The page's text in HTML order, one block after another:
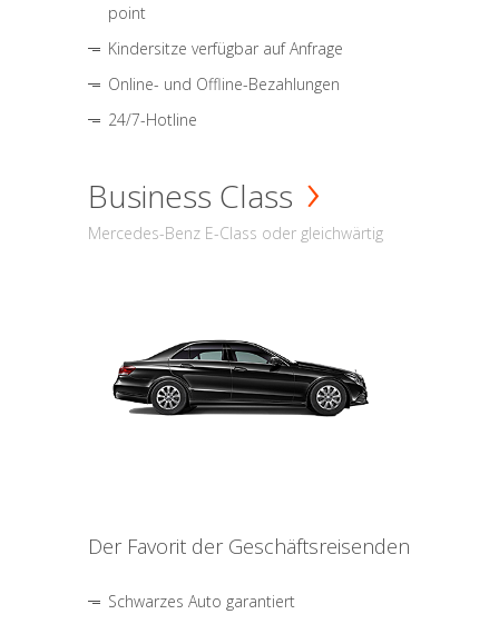
point
Kindersitze verfügbar auf Anfrage
Online- und Offline-Bezahlungen
24/7-Hotline
Business Class
Mercedes-Benz E-Class oder gleichwärtig
Der Favorit der Geschäftsreisenden
Schwarzes Auto garantiert